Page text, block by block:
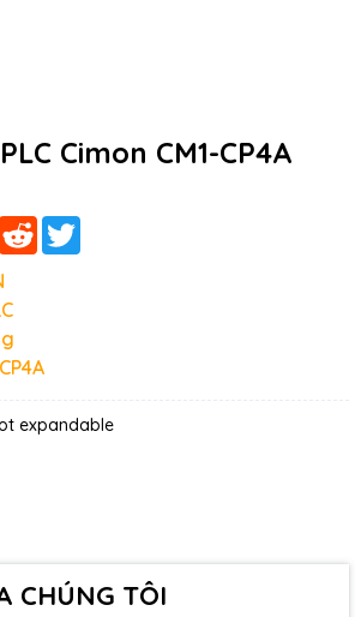
Cimon CM1-CP4A
Email Reddit
expandable
CHÚNG TÔI